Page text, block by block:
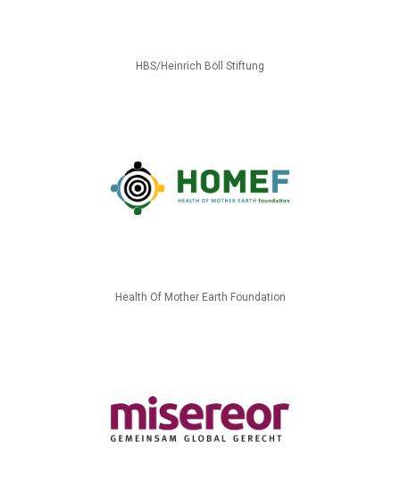
HBS/Heinrich Böll Stiftung
Health Of Mother Earth Foundation